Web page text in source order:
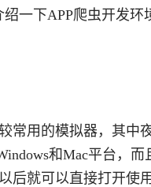
一下APP爬虫开发环
常用的模拟器，其中
和Mac平台，而
后就可以直接打开使